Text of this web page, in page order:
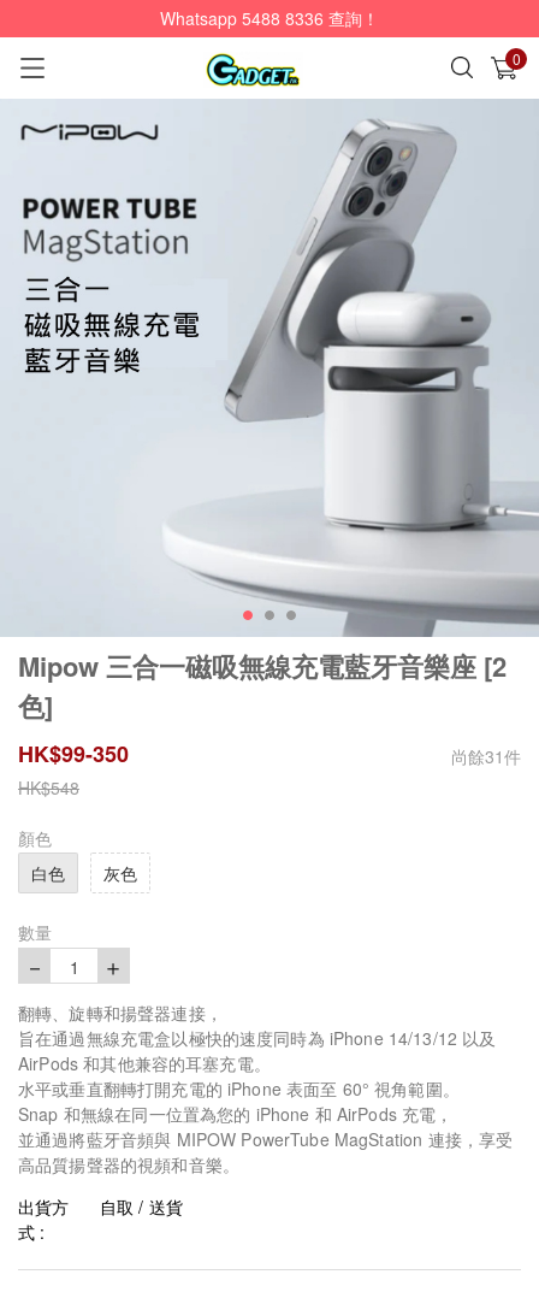
Whatsapp 5488 8336 查詢！
0
已加入購物車 查看
Mipow 三合一磁吸無線充電藍牙音樂座 [2
色]
HK$99-350 尚餘31件
HK$548
顏色
白色
灰色
數量
－ 1 ＋
翻轉、旋轉和揚聲器連接，
旨在通過無線充電盒以極快的速度同時為 iPhone 14/13/12 以及
AirPods 和其他兼容的耳塞充電。
水平或垂直翻轉打開充電的 iPhone 表面至 60° 視角範圍。
Snap 和無線在同一位置為您的 iPhone 和 AirPods 充電，
並通過將藍牙音頻與 MIPOW PowerTube MagStation 連接，享受
高品質揚聲器的視頻和音樂。
出貨方
式 :
自取 / 送貨